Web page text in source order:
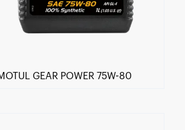
GEAR POWER 75W-80